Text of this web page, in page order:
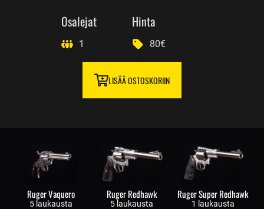
Osalejat
1
Hinta
80€
LISÄÄ OSTOSKORIIN
Ruger Vaquero
5 laukausta
Ruger Redhawk
5 laukausta
Ruger Super Redhawk
1 laukausta